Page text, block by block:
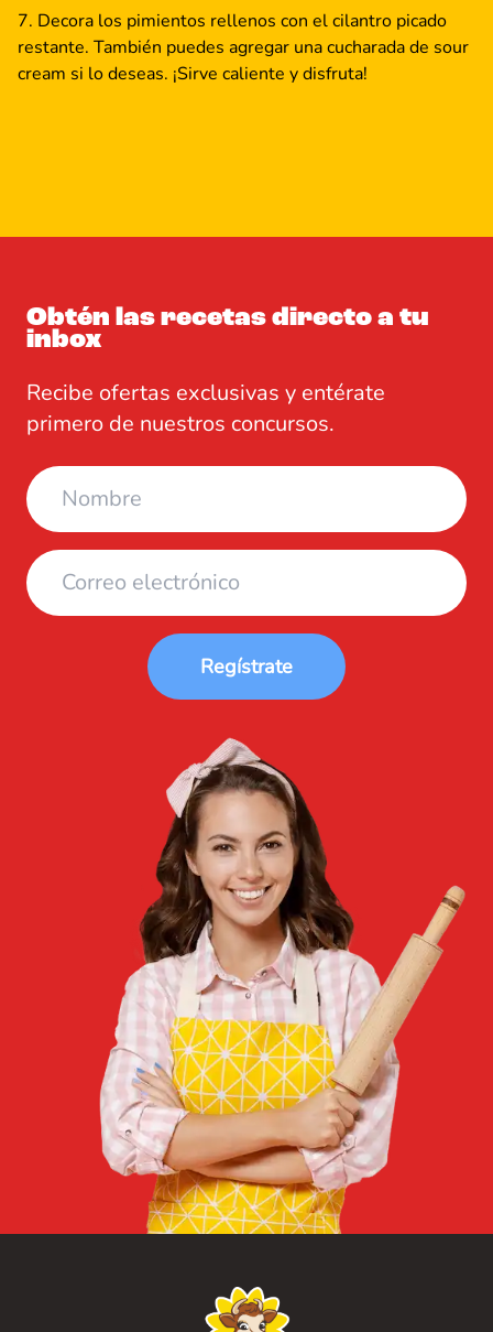
Decora los pimientos rellenos con el cilantro picado
restante. También puedes agregar una cucharada de sour
cream si lo deseas. ¡Sirve caliente y disfruta!
Obtén las recetas directo a tu
inbox
Recibe ofertas exclusivas y entérate
primero de nuestros concursos.
Regístrate